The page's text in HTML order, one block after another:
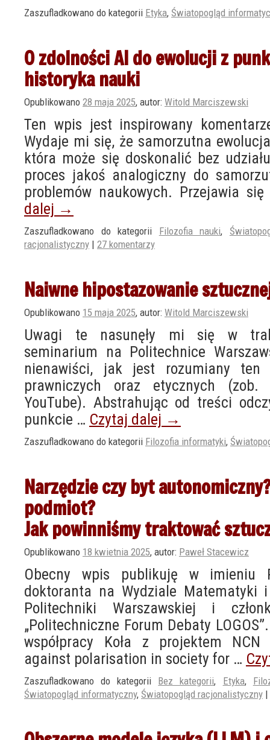
Zaszufladkowano do kategorii Etyka, Światopogląd
O zdolności AI do ewolucji z
historyka nauki
Opublikowano 28 maja 2025, autor: Witold Marciszewski
Ten wpis jest inspirowany
Wydaje mi się, że samorzutna
która może się doskonalić bez
proces jakoś analogiczny do
problemów naukowych. Przejawia
dalej →
Zaszufladkowano do kategorii Filozofia nauki,
racjonalistyczny | 27 komentarzy
Naiwne hipostazowanie
Opublikowano 15 maja 2025, autor: Witold Marciszewski
Uwagi te nasunęły mi się w
seminarium na Politechnice
nienawiści, jak jest rozumiany
prawniczych oraz etycznych
YouTube). Abstrahując od treści
punkcie … Czytaj dalej →
Zaszufladkowano do kategorii Filozofia informatyki,
Narzędzie czy byt
podmiot?
Jak powinniśmy traktować
Opublikowano 18 kwietnia 2025, autor: Paweł Stacewicz
Obecny wpis publikuję w imieniu
doktoranta na Wydziale Matematyki
Politechniki Warszawskiej i
„Politechniczne Forum Debaty
współpracy Koła z projektem
against polarisation in society for …
Zaszufladkowano do kategorii Bez kategorii, Etyka,
Światopogląd informatyczny, Światopogląd racjonalistyczny |